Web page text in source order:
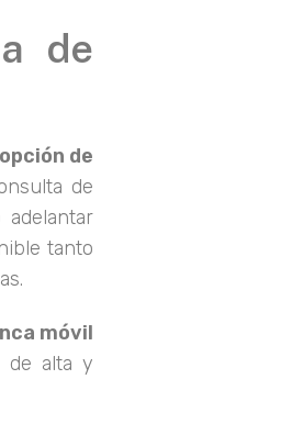
de
de
de
tanto
móvil
de alta y